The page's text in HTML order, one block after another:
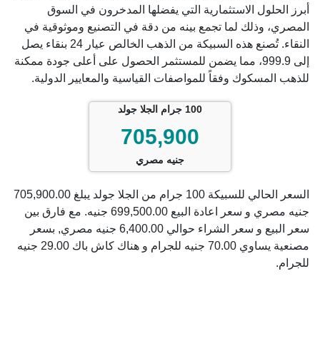
أبرز الحلول الاستثمارية التي يفضلها المدخرون في السوق
المصري، وذلك لما تجمع بينه من دقة في التصنيع وموثوقية في
النقاء. تُصنع هذه السبيكة من الذهب الخالص عيار 24 بنقاء يصل
إلى 999.9، مما يضمن للمستثمر الحصول على أعلى جودة ممكنة
للذهب المسكوك وفقاً للمواصفات القياسية والمعايير الدولية.
100 جرام الجلا جولد
705,900
جنيه مصري
السعر الحالي للسبيكة 100 جرام من الجلا جولد يبلغ 705,900.00
جنيه مصري و سعر اعادة البيع 699,500.00 جنيه. مع فارق بين
سعر البيع و سعر الشراء حوالي 6,400.00 جنيه مصري, بسعر
مصنعية يساوي 70.00 جنيه للجرام و هناك كاش باك 29.00 جنيه
للجرام.